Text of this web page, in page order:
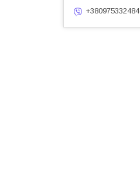
+380975332484